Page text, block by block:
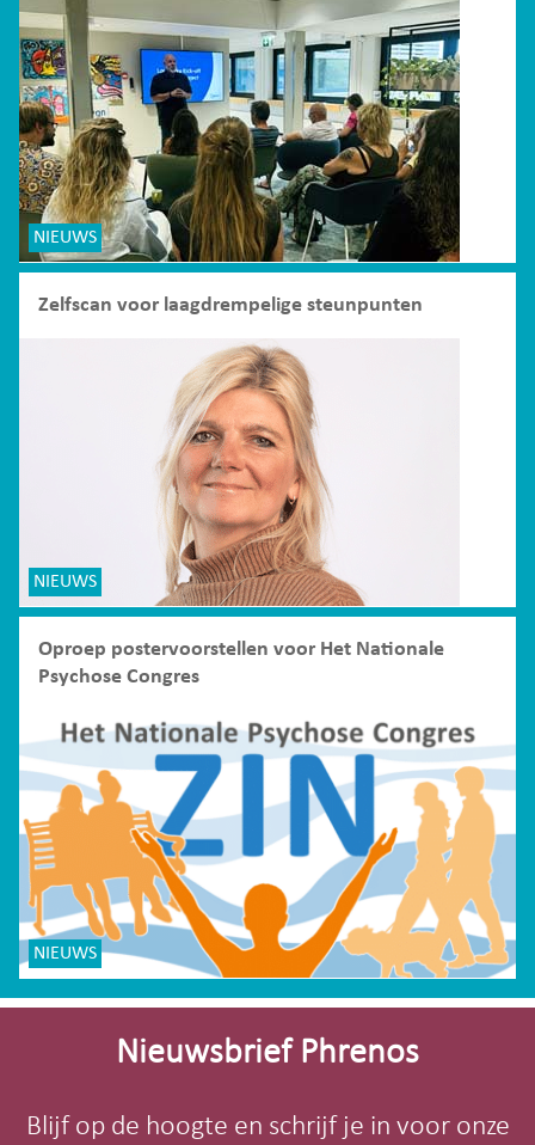
NIEUWS
Zelfscan voor laagdrempelige steunpunten
NIEUWS
Oproep postervoorstellen voor Het Nationale
Psychose Congres
NIEUWS
Site-
Nieuwsbrief Phrenos
Blijf op de hoogte en schrijf je in voor onze